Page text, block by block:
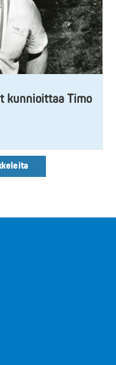
kunnioittaa Timo